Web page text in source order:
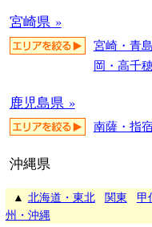
宮崎県 »
宮崎・青
岡・高千
鹿児島県 »
南薩・指
沖縄県
▲ 北海道・東北 関東 甲
州・沖縄